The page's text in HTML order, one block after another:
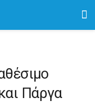
Πάργα